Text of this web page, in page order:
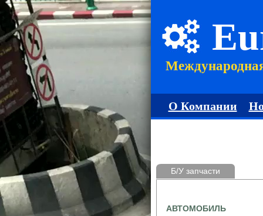
О Компании
Б/У запчасти
АВТОМОБИЛЬ